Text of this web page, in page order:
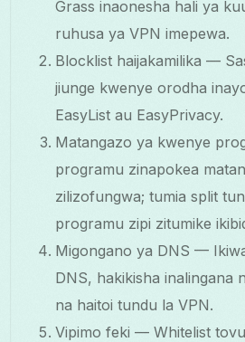
Grass inaonesha hali ya
ruhusa ya VPN imepewa.
Blocklist haijakamilika —
jiunge kwenye orodha
EasyList au EasyPrivacy.
Matangazo ya kwenye
programu zinapokea
zilizofungwa; tumia split
programu zipi zitumike
Migongano ya DNS —
DNS, hakikisha inalingana
na haitoi tundu la VPN.
Vipimo feki — Whitelist